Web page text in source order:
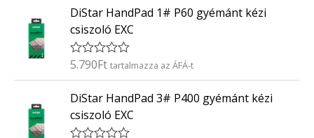
/
5
é
e
l
é
s
:
/
5
DiStar HandPad 1# P60 gyémánt kézi
csiszoló EXC
É
é
e
l
5.790Ft tartalmazza az ÁFÁ-t
DiStar HandPad 3# P400 gyémánt kézi
csiszoló EXC